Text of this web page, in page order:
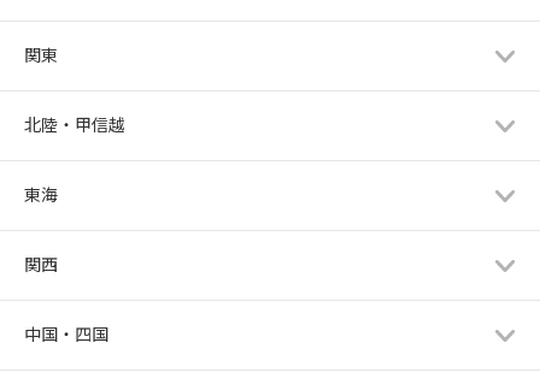
関東
北陸・甲信越
東海
関西
中国・四国